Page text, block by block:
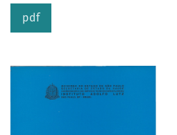
pdf